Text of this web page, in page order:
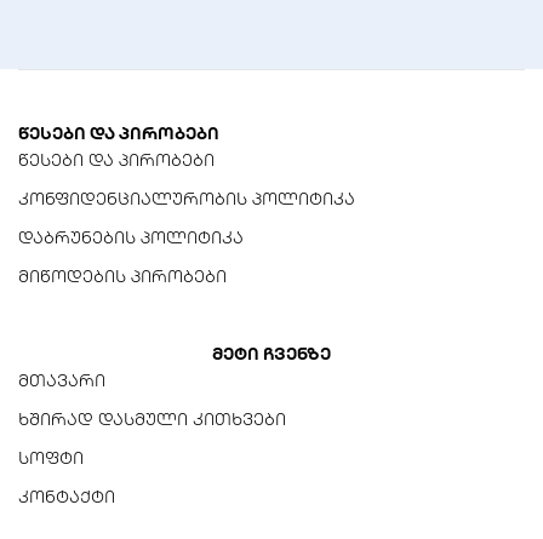
წესები და პირობები
წესები და პირობები
კონფიდენციალურობის პოლიტიკა
დაბრუნების პოლიტიკა
მიწოდების პირობები
მეტი ჩვენზე
მთავარი
ხშირად დასმული კითხვები
სოფტი
კონტაქტი